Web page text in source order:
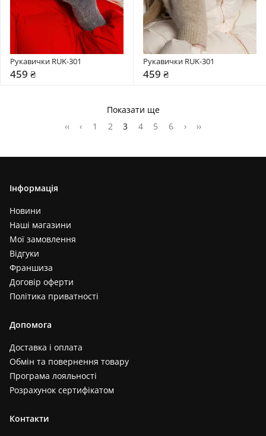
Рукавички RUK-301
459 ₴
Рукавички RUK-301
459 ₴
Показати ще
‹‹
‹ 1 2 3 4 5 6 › ››
Інформація
Новини
Наші магазини
Мої замовлення
Відгуки
Франшиза
Договір оферти
Політика приватності
Допомога
Доставка і оплата
Обмін та повернення товару
Програма лояльності
Розрахунок сертифікатом
Контакти